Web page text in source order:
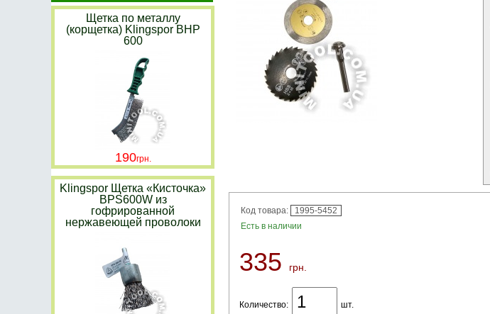
Код товара:
1995-5452
Есть в наличии
335 грн.
Количество: шт.
Щетка по металлу
(корщетка) Klingspor BHP
600
190
Klingspor Щетка «Кисточка»
BPS600W из
гофрированной
нержавеющей проволоки